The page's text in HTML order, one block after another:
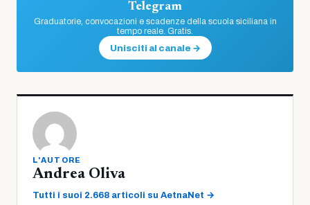
Telegram
Graduatorie, convocazioni e scadenze della scuola siciliana in
tempo reale. Gratis.
Unisciti al canale →
L'AUTORE
Andrea Oliva
Tutti i suoi 2.668 articoli su AetnaNet →